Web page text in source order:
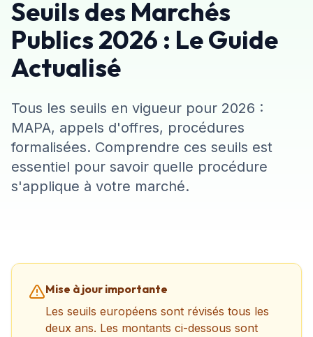
Seuils des Marchés
Publics 2026 : Le Guide
Actualisé
Tous les seuils en vigueur pour 2026 :
MAPA, appels d'offres, procédures
formalisées. Comprendre ces seuils est
essentiel pour savoir quelle procédure
s'applique à votre marché.
Mise à jour importante
Les seuils européens sont révisés tous les
deux ans. Les montants ci-dessous sont